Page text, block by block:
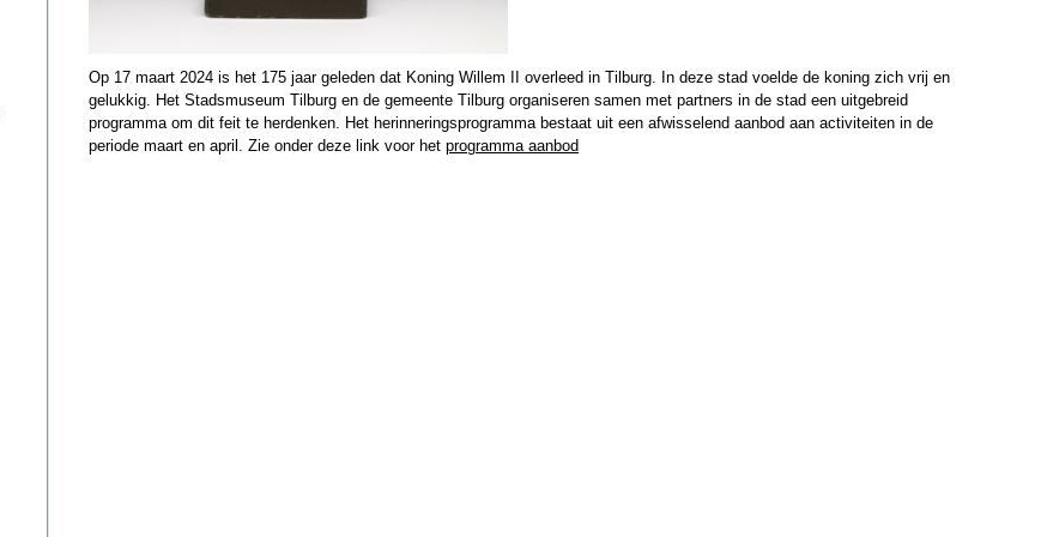
Op 17 maart 2024 is het 175 jaar geleden dat Koning Willem II overleed in Tilburg. In deze stad voelde de koning zich vrij en
gelukkig. Het Stadsmuseum Tilburg en de gemeente Tilburg organiseren samen met partners in de stad een uitgebreid
programma om dit feit te herdenken. Het herinneringsprogramma bestaat uit een afwisselend aanbod aan activiteiten in de
periode maart en april. Zie onder deze link voor het programma aanbod